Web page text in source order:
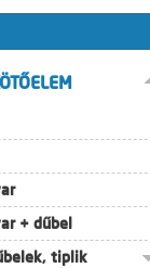
+ dűbel
tiplik